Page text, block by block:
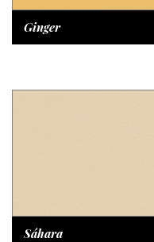
Ginger
Sáhara